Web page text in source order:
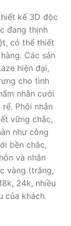
kế 3D độc
đang thịnh
có thể thiết
Các sản
hiện đại,
cho tình
nhẫn cưới
Phôi nhẫn
vững chắc,
như công
bền chắc,
và nhẫn
vàng (trắng,
24k, nhiều
của khách